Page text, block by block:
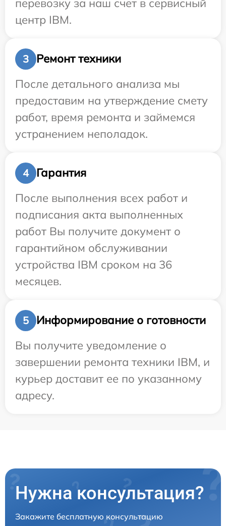
центр IBM.
3
Ремонт техники
После детального анализа мы
предоставим на утверждение смету
работ, время ремонта и займемся
устранением неполадок.
4
Гарантия
После выполнения всех работ и
подписания акта выполненных
работ Вы получите документ о
гарантийном обслуживании
устройства IBM сроком на 36
месяцев.
5
Информирование о готовности
Вы получите уведомление о
завершении ремонта техники IBM, и
курьер доставит ее по указанному
адресу.
Нужна консультация?
Закажите бесплатную консультацию